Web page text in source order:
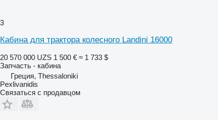
3
Кабина для трактора колесного Landini 16000
20 570 000 UZS 1 500 € ≈ 1 733 $
Запчасть - кабина
Греция, Thessaloniki
Pexlivanidis
Связаться с продавцом